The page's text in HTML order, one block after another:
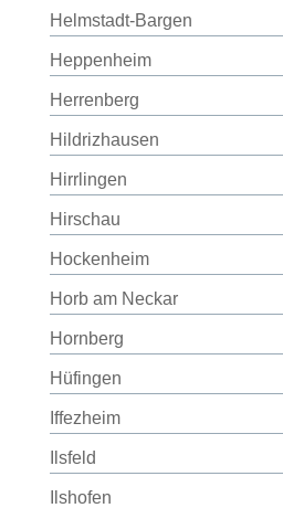
Helmstadt-Bargen
Heppenheim
Herrenberg
Hildrizhausen
Hirrlingen
Hirschau
Hockenheim
Horb am Neckar
Hornberg
Hüfingen
Iffezheim
Ilsfeld
Ilshofen